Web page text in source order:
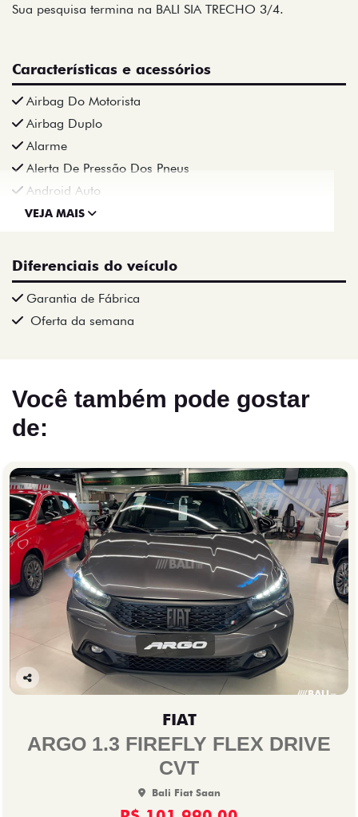
Sua pesquisa termina na BALI SIA TRECHO 3/4.
Características e acessórios
Airbag Do Motorista
Airbag Duplo
Alarme
Alerta De Pressão Dos Pneus
Android Auto
VEJA MAIS
Diferenciais do veículo
Garantia de Fábrica
Oferta da semana
Você também pode gostar
de:
Co
lhe
FIAT
ARGO 1.3 FIREFLY FLEX DRIVE
CVT
Bali Fiat Saan